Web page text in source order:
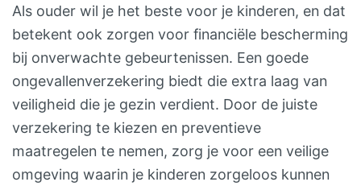
Als ouder wil je het beste voor je kinderen, en dat
betekent ook zorgen voor financiële bescherming
bij onverwachte gebeurtenissen. Een goede
ongevallenverzekering biedt die extra laag van
veiligheid die je gezin verdient. Door de juiste
verzekering te kiezen en preventieve
maatregelen te nemen, zorg je voor een veilige
omgeving waarin je kinderen zorgeloos kunnen